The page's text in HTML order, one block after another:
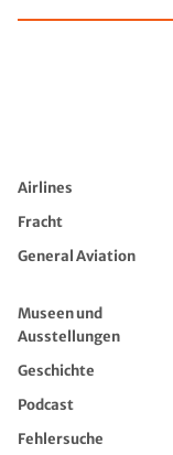
Airlines
Fracht
General Aviation
Museen und
Ausstellungen
Geschichte
Podcast
Fehlersuche